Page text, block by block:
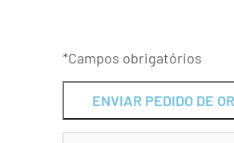
*Campos obrigatórios